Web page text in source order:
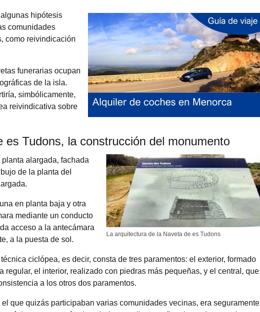
hipótesis
comunidades
como reivindicación
funerarias ocupan
de la isla.
simbólicamente,
reivindicativa sobre
es Tudons, la construcción del monumento
La arquitectura de la Naveta de es Tudons
alargada, fachada
de la planta del
en planta baja y otra
mediante un conducto
acceso a la antecámara
a la puesta de sol.
ciclópea, es decir, consta de tres paramentos: el exterior, formado
regular, el interior, realizado con piedras más pequeñas, y el central, que
a los otros dos paramentos.
que quizás participaban varias comunidades vecinas, era seguramente